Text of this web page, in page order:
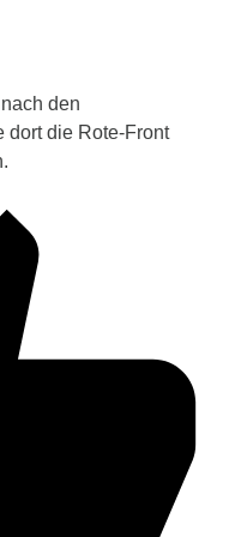
den
dort die Rote-Front